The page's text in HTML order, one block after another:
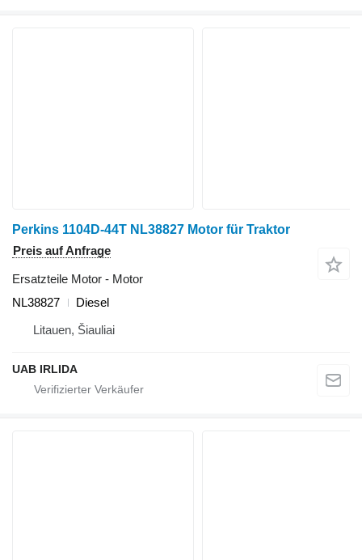
Perkins 1104D-44T NL38827 Motor für Traktor
Preis auf Anfrage
Ersatzteile Motor - Motor
NL38827
Diesel
Litauen, Šiauliai
UAB IRLIDA